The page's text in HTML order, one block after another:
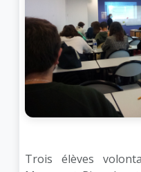
Trois élèves